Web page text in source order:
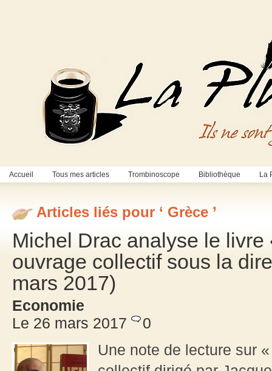
Accueil Tous mes articles Trombinoscope Bibliothèque La
Articles liés pour ‘ Grèce ’
Michel Drac analyse le livre
ouvrage collectif sous la
mars 2017)
Economie
Le 26 mars 2017
0
Une note de lecture sur